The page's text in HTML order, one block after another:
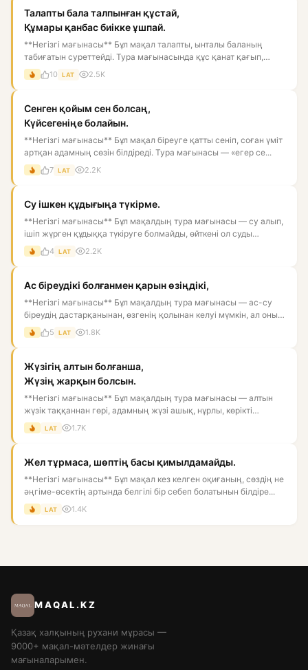
Талапты бала талпынған құстай,
Құмары қанбас биікке ұшпай.
**Негізгі мағынасы** Бұл мақал талапты, ынталы баланың
табиғатын суреттейді. Тура мағынасында құс қанат қағып,
биікке ұм...
10 LAT 2.5K
Сенген қойым сен болсаң,
Күйсегеніңе болайын.
**Негізгі мағынасы** Бұл мақал біреуге қатты сеніп, соған үміт
артқан адамның сөзін білдіреді. Тура мағынасы — «егер се...
7 LAT 2.2K
Су ішкен құдығыңа түкірме.
**Негізгі мағынасы** Бұл мақалдың тура мағынасы — су алып,
ішіп жүрген құдыққа түкіруге болмайды, өйткені ол суды
ластай...
4 LAT 2.2K
Ас біреудікі болғанмен қарын өзіңдікі,
**Негізгі мағынасы** Бұл мақалдың тура мағынасы — ас-су
біреудің дастарқанынан, өзгенің қолынан келуі мүмкін, ал оны
қор...
5 LAT 1.8K
Жүзігің алтын болғанша,
Жүзің жарқын болсын.
**Негізгі мағынасы** Бұл мақалдың тура мағынасы — алтын
жүзік таққаннан гөрі, адамның жүзі ашық, нұрлы, көрікті
болғаны...
LAT 1.7K
Жел тұрмаса, шөптің басы қимылдамайды.
**Негізгі мағынасы** Бұл мақал кез келген оқиғаның, сөздің не
әңгіме-өсектің артында белгілі бір себеп болатынын білдіре...
LAT 1.4K
MAQAL.KZ
Қазақ халқының рухани мұрасы —
9000+ мақал-мәтелдер жинағы
мағыналарымен.